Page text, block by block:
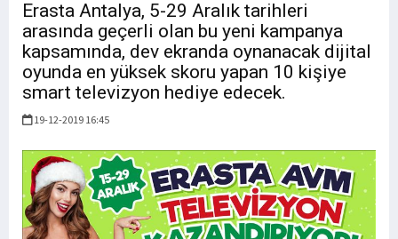
Erasta Antalya, 5-29 Aralık tarihleri
arasında geçerli olan bu yeni kampanya
kapsamında, dev ekranda oynanacak dijital
oyunda en yüksek skoru yapan 10 kişiye
smart televizyon hediye edecek.
19-12-2019 16:45